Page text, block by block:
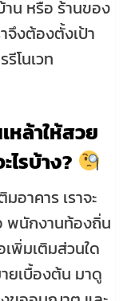
าน หรือ ร้านของ
จึงต้องตั้งเป้า
โนเวท
หล้าให้สวย
ไรบ้าง?
อาคาร เราจะ
พนักงานท้องถิ่น
เพิ่มเติมส่วนใด
ยเบื้องต้น มาดู